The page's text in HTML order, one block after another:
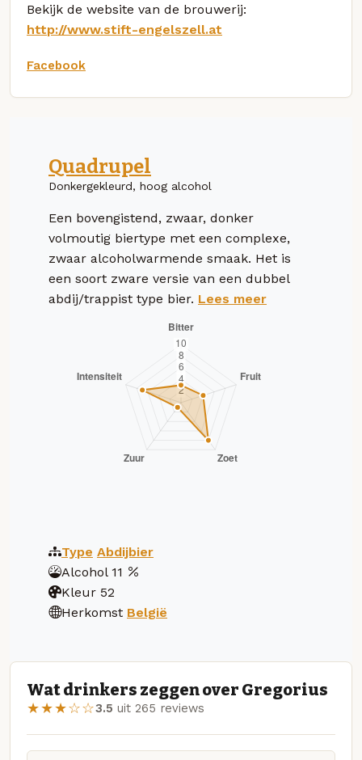
Bekijk de website van de brouwerij:
http://www.stift-engelszell.at
Facebook
Quadrupel
Donkergekleurd, hoog alcohol
Een bovengistend, zwaar, donker
volmoutig biertype met een complexe,
zwaar alcoholwarmende smaak. Het is
een soort zware versie van een dubbel
abdij/trappist type bier. Lees meer
Type Abdijbier
Alcohol 11
Kleur 52
Herkomst België
Wat drinkers zeggen over Gregorius
★★★☆☆3.5 uit 265 reviews